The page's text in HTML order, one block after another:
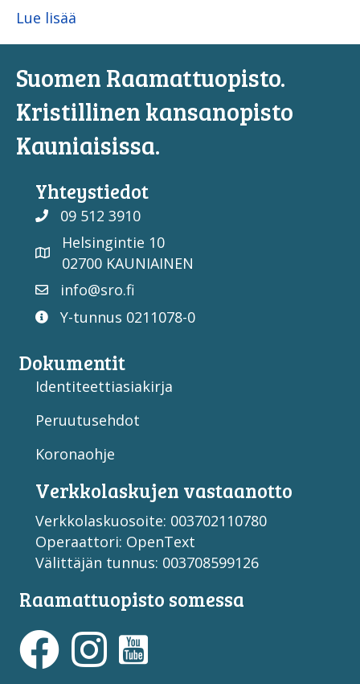
Lue lisää
Suomen Raamattuopisto.
Kristillinen kansanopisto
Kauniaisissa.
Yhteystiedot
09 512 3910
Helsingintie 10
02700 KAUNIAINEN
info@sro.fi
Y-tunnus 0211078-0
Dokumentit
Identiteettiasiakirja
Peruutusehdot
Koronaohje
Verkko­laskujen vastaan­otto
Verkkolaskuosoite: 003702110780
Operaattori: OpenText
Välittäjän tunnus: 003708599126
Raamattuopisto somessa